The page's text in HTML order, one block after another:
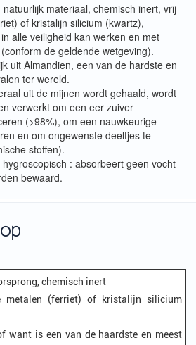
natuurlijk materiaal, chemisch inert, vrij
of kristalijn silicium (kwartz),
alle veiligheid kan werken en met
de geldende wetgeving).
uit Almandien, een van de hardste en
ter wereld.
uit de mijnen wordt gehaald, wordt
verwerkt om een eer zuiver
(>98%), om een nauwkeurige
en om ongewenste deeltjes te
stoffen).
: absorbeert geen vocht
bewaard.
chemisch inert
(ferriet) of kristalijn silicium
want is een van de haardste en meest